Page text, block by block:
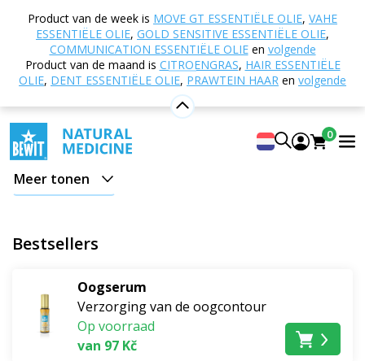
Product van de week is MOVE GT ESSENTIËLE OLIE, VAHE
ESSENTIËLE OLIE, GOLD SENSITIVE ESSENTIËLE OLIE,
COMMUNICATION ESSENTIËLE OLIEen volgende
Product van de maand is CITROENGRAS, HAIR ESSENTIËLE
OLIE, DENT ESSENTIËLE OLIE, PRAWTEIN HAAR en volgende
0
E-shop
Natuurlijke cosmetica
Huidverzorging
Verzorging van de oogcontour
Verzorging van de oogcontour
meest gevoelige en tere
ogen de juiste aandacht en verzorging met
en natuurlijke oogbalsems en -crèmesdie de huid
perfect zacht, stevig en mooi stralend maken.
Meer tonen
Bestsellers
Oogserum
Verzorging van de oogcontour
Op voorraad
van 97 Kč